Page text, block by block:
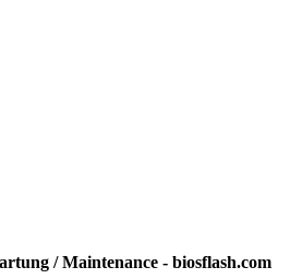
/ Maintenance - biosflash.com